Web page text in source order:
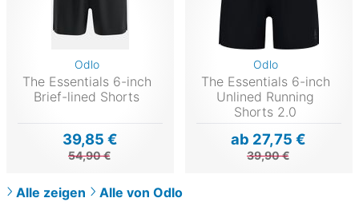
Odlo
The Essentials 6-inch
Brief-lined Shorts
39,85 €
54,90 €
Odlo
The Essentials 6-inch
Unlined Running
Shorts 2.0
ab 27,75 €
39,90 €
Alle zeigen Alle von Odlo